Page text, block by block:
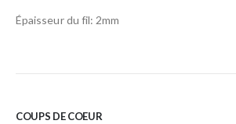
Épaisseur du fil: 2mm
COUPS DE COEUR